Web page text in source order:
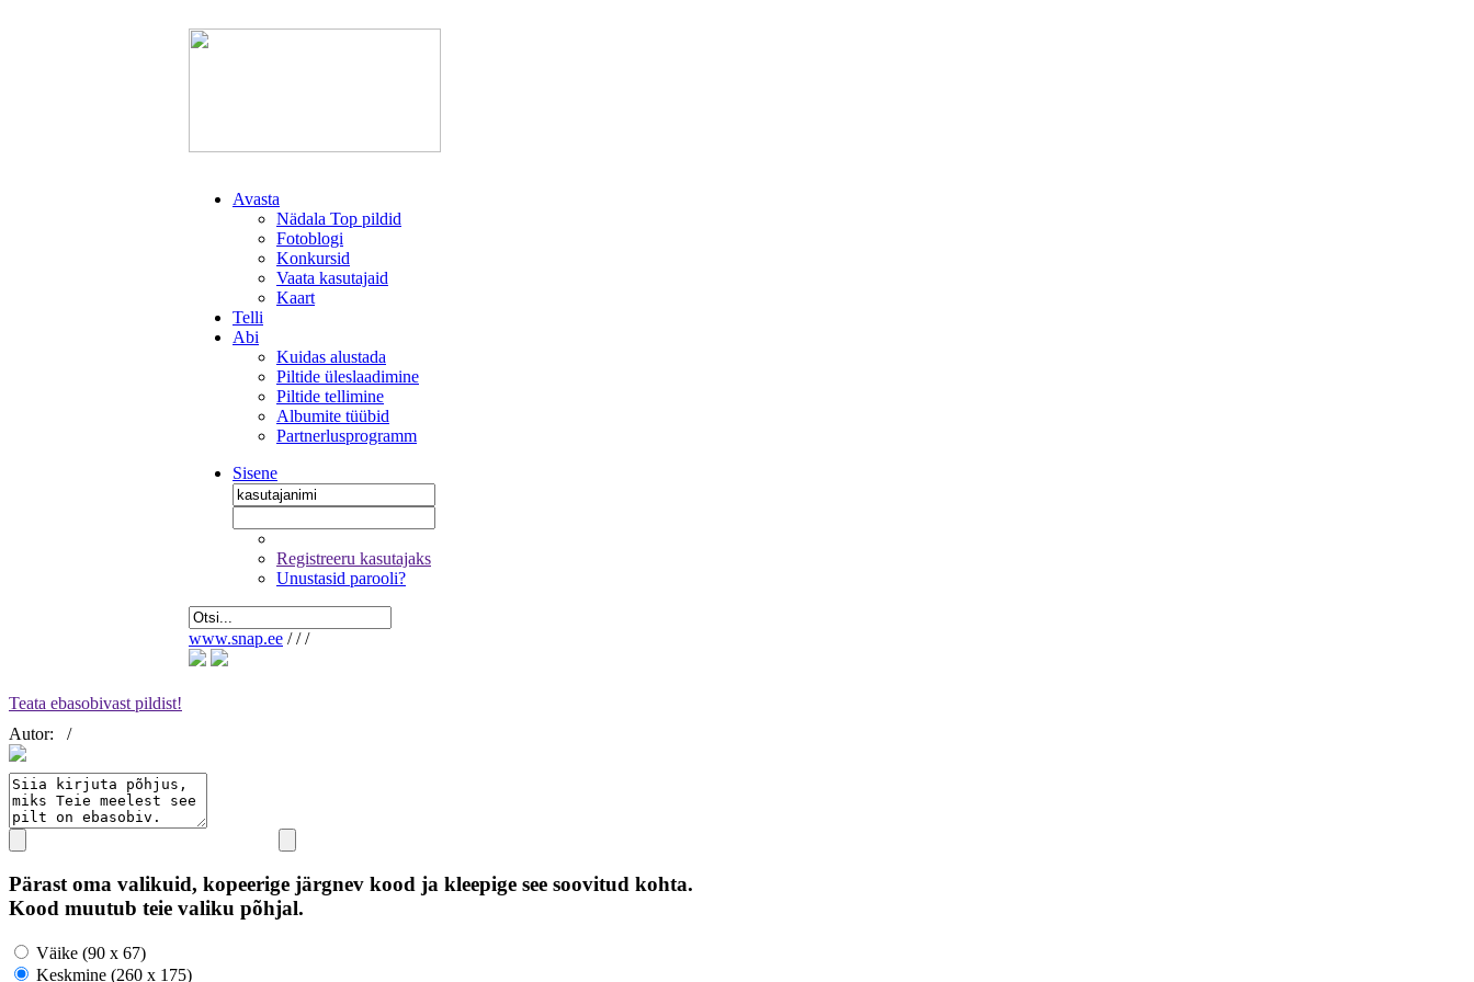
Avasta
Nädala Top pildid
Fotoblogi
Konkursid
Vaata kasutajaid
Kaart
Telli
Abi
Kuidas alustada
Piltide üleslaadimine
Piltide tellimine
Albumite tüübid
Partnerlusprogramm
Sisene
Registreeru kasutajaks
Unustasid parooli?
www.snap.ee / / /
Teata ebasobivast pildist!
Autor:
/
Pärast oma valikuid, kopeerige järgnev kood ja kleepige see soovitud kohta.
Kood muutub teie valiku põhjal.
Väike (90 x 67)
Keskmine (260 x 175)